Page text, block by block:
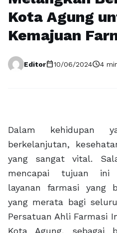
Kota Agung
Kemajuan
Editorcalendar_today10/06/2024schedule4
Dalam kehidupan
berkelanjutan,
yang sangat vital.
mencapai tujuan ini
layanan farmasi yang
yang merata bagi
Persatuan Ahli Farmasi
Kota Agung, sebagai